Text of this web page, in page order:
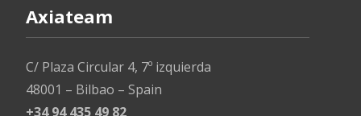
b
o
o
k
er
dI
n
A
p
p
Axiateam
C/ Plaza Circular 4, 7º izquierda
48001 – Bilbao – Spain
+34 94 435 49 82